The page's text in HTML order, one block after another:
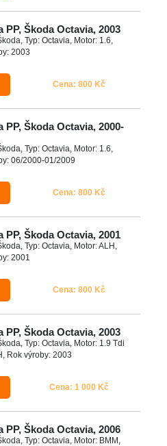
PP, Škoda Octavia, 2003
Typ: Octavia, Motor: 1.6,
2003
Cena: 800 Kč
PP, Škoda Octavia, 2000-
Typ: Octavia, Motor: 1.6,
06/2000-01/2009
Cena: 800 Kč
PP, Škoda Octavia, 2001
Typ: Octavia, Motor: ALH,
2001
Cena: 800 Kč
PP, Škoda Octavia, 2003
Typ: Octavia, Motor: 1.9 Tdi
Rok výroby: 2003
Cena: 1 000 Kč
PP, Škoda Octavia, 2006
Typ: Octavia, Motor: BMM,